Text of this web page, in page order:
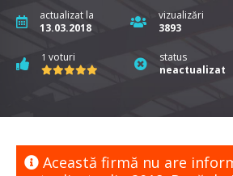
actualizat la
13.03.2018
vizualizări
3893
1 voturi
status
neactualizat
Această firmă nu are